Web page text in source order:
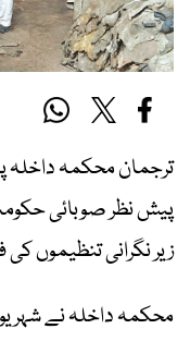
ترجمان محکمہ
پیش نظر صوبائی
زیر نگرانی تنظیموں
محکمہ داخلہ نے